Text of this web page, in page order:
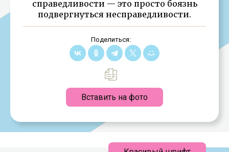
справедливости — это просто боязнь
подвергнуться несправедливости.
Поделиться:
Вставить на фото